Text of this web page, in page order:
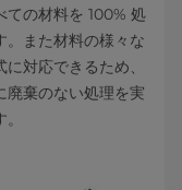
ての材料を 100% 処
。また材料の様々な
に対応できるため、
廃棄のない処理を実